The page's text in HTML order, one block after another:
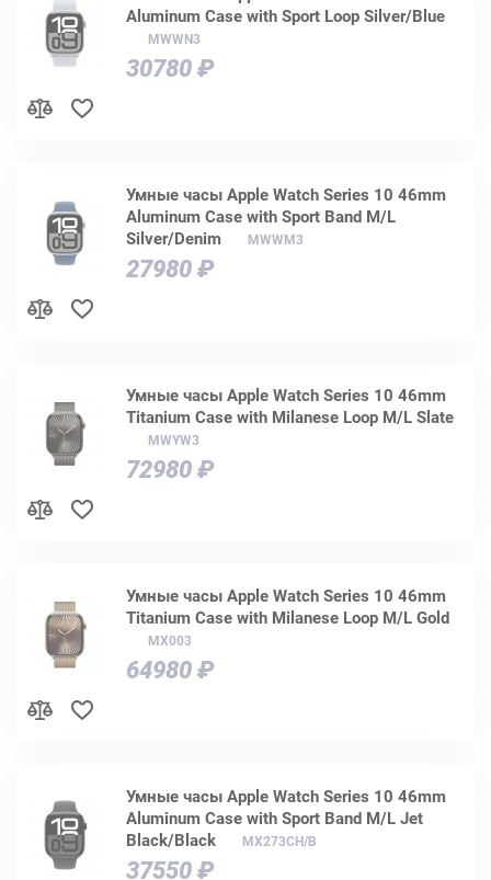
Aluminum Case with Sport Loop Silver/Blue
MWWN3
30780 ₽
Умные часы Apple Watch Series 10 46mm
Aluminum Case with Sport Band M/L
Silver/Denim
MWWM3
27980 ₽
Умные часы Apple Watch Series 10 46mm
Titanium Case with Milanese Loop M/L Slate
MWYW3
72980 ₽
Умные часы Apple Watch Series 10 46mm
Titanium Case with Milanese Loop M/L Gold
MX003
64980 ₽
Умные часы Apple Watch Series 10 46mm
Aluminum Case with Sport Band M/L Jet
Black/Black
MX273CH/B
37550 ₽